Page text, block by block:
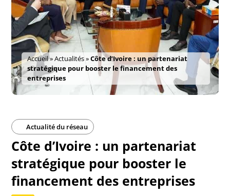
Accueil»Actualités»Côte d’Ivoire : un partenariat
stratégique pour booster le financement des
entreprises
Actualité du réseau
Côte d’Ivoire : un partenariat
stratégique pour booster le
financement des entreprises